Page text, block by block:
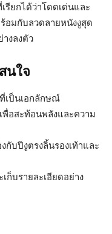
ยกได้ว่าโดดเด่นและ
อมกับลวดลายหนังงูสุด
งลงตัว
นใจ
เป็นเอกลักษณ์
พื่อสะท้อนพลังและความ
กับปีงูตรงลิ้นรองเท้าและ
ก็บรายละเอียดอย่าง